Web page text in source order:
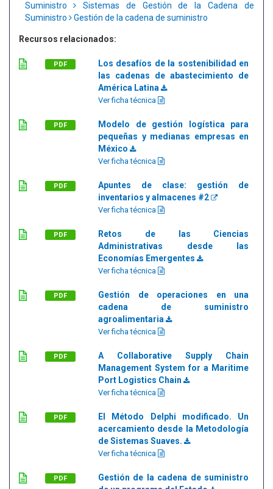
Suministro
Sistemas de Gestión de la Cadena de
Suministro
Gestión de la cadena de suministro
Recursos relacionados:
PDF
Los desafíos de la sostenibilidad en
las cadenas de abastecimiento de
América Latina
Ver ficha técnica
PDF
Modelo de gestión logística para
pequeñas y medianas empresas en
México
Ver ficha técnica
PDF
Apuntes de clase: gestión de
inventarios y almacenes #2
Ver ficha técnica
PDF
Retos de las Ciencias
Administrativas desde las
Economías Emergentes
Ver ficha técnica
PDF
Gestión de operaciones en una
cadena de suministro
agroalimentaria
Ver ficha técnica
PDF
A Collaborative Supply Chain
Management System for a Maritime
Port Logistics Chain
Ver ficha técnica
PDF
El Método Delphi modificado. Un
acercamiento desde la Metodología
de Sistemas Suaves.
Ver ficha técnica
PDF
Gestión de la cadena de suministro